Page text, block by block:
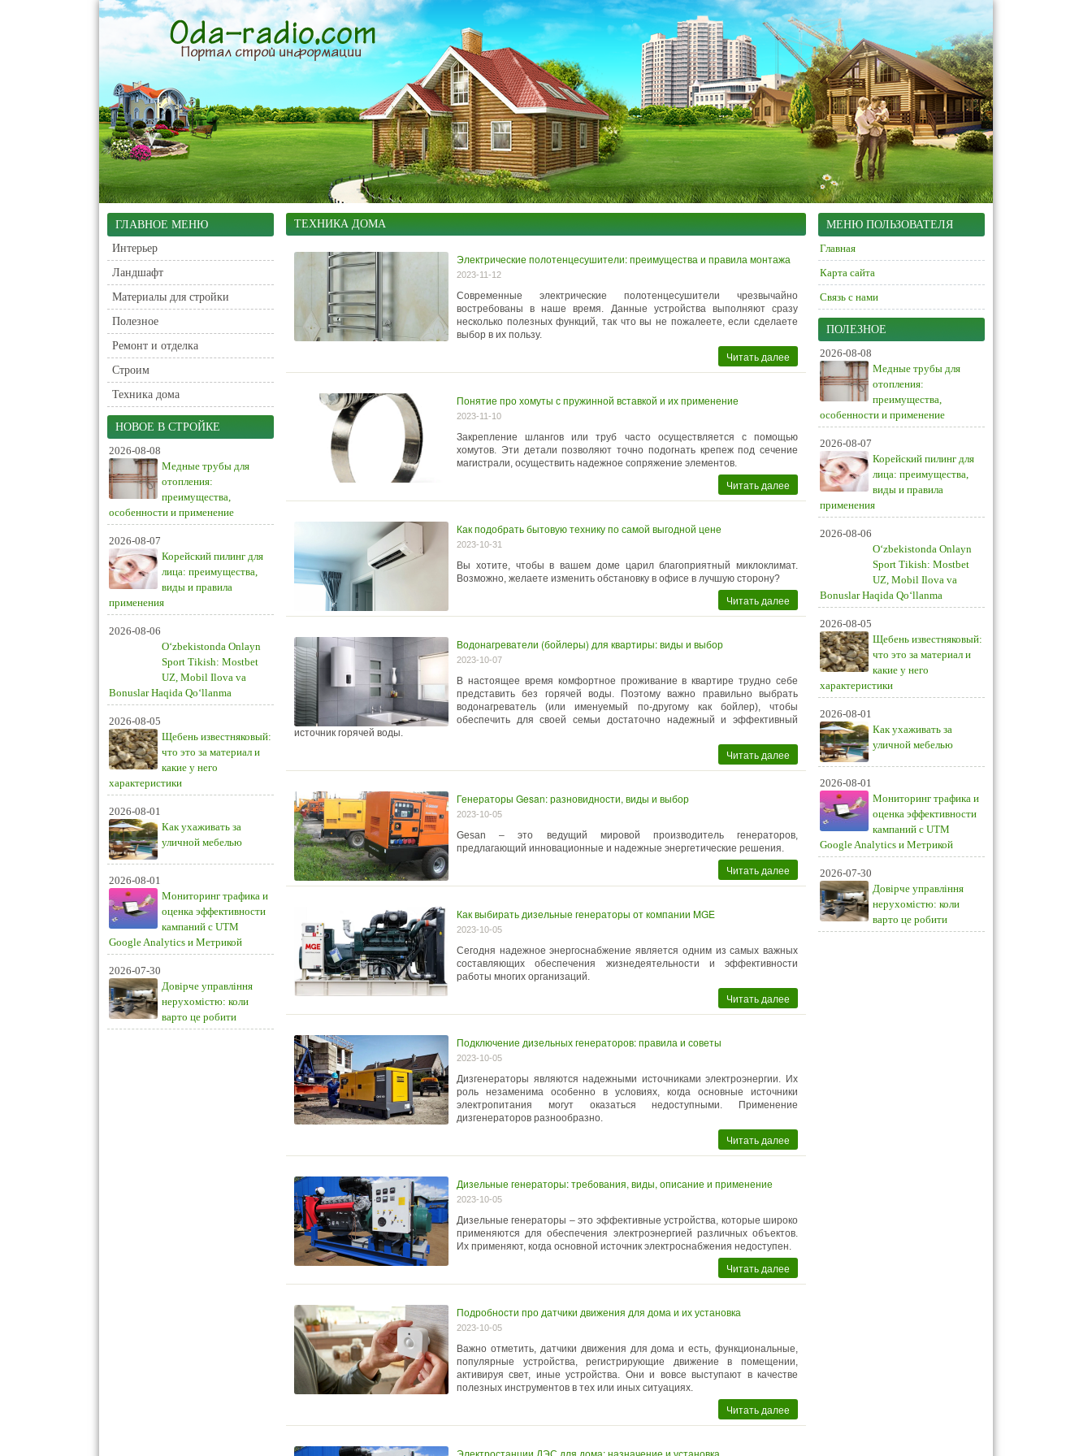
ГЛАВНОЕ МЕНЮ
Интерьер
Ландшафт
Материалы для стройки
Полезное
Ремонт и отделка
Строим
Техника дома
НОВОЕ В СТРОЙКЕ
2026-08-08
Медные трубы для
отопления:
преимущества,
особенности и применение
2026-08-07
Корейский пилинг для
лица: преимущества,
виды и правила
применения
2026-08-06
O‘zbekistonda Onlayn
Sport Tikish: Mostbet
UZ, Mobil Ilova va
Bonuslar Haqida Qo‘llanma
2026-08-05
Щебень известняковый:
что это за материал и
какие у него
характеристики
2026-08-01
Как ухаживать за
уличной мебелью
2026-08-01
Мониторинг трафика и
оценка эффективности
кампаний с UTM
Google Analytics и Метрикой
2026-07-30
Довірче управління
нерухомістю: коли
варто це робити
ТЕХНИКА ДОМА
Электрические полотенцесушители: преимущества и правила монтажа
2023-11-12
Современные электрические полотенцесушители чрезвычайно
востребованы в наше время. Данные устройства выполняют сразу
несколько полезных функций, так что вы не пожалеете, если сделаете
выбор в их пользу.
Читать далее
Понятие про хомуты с пружинной вставкой и их применение
2023-11-10
Закрепление шлангов или труб часто осуществляется с помощью
хомутов. Эти детали позволяют точно подогнать крепеж под сечение
магистрали, осуществить надежное сопряжение элементов.
Читать далее
Как подобрать бытовую технику по самой выгодной цене
2023-10-31
Вы хотите, чтобы в вашем доме царил благоприятный миклоклимат.
Возможно, желаете изменить обстановку в офисе в лучшую сторону?
Читать далее
Водонагреватели (бойлеры) для квартиры: виды и выбор
2023-10-07
В настоящее время комфортное проживание в квартире трудно себе
представить без горячей воды. Поэтому важно правильно выбрать
водонагреватель (или именуемый по-другому как бойлер), чтобы
обеспечить для своей семьи достаточно надежный и эффективный
источник горячей воды.
Читать далее
Генераторы Gesan: разновидности, виды и выбор
2023-10-05
Gesan – это ведущий мировой производитель генераторов,
предлагающий инновационные и надежные энергетические решения.
Читать далее
Как выбирать дизельные генераторы от компании MGE
2023-10-05
Сегодня надежное энергоснабжение является одним из самых важных
составляющих обеспечения жизнедеятельности и эффективности
работы многих организаций.
Читать далее
Подключение дизельных генераторов: правила и советы
2023-10-05
Дизгенераторы являются надежными источниками электроэнергии. Их
роль незаменима особенно в условиях, когда основные источники
электропитания могут оказаться недоступными. Применение
дизгенераторов разнообразно.
Читать далее
Дизельные генераторы: требования, виды, описание и применение
2023-10-05
Дизельные генераторы – это эффективные устройства, которые широко
применяются для обеспечения электроэнергией различных объектов.
Их применяют, когда основной источник электроснабжения недоступен.
Читать далее
Подробности про датчики движения для дома и их установка
2023-10-05
Важно отметить, датчики движения для дома и есть, функциональные,
популярные устройства, регистрирующие движение в помещении,
активируя свет, иные устройства. Они и вовсе выступают в качестве
полезных инструментов в тех или иных ситуациях.
Читать далее
Электростанции ДЭС для дома: назначение и установка
МЕНЮ ПОЛЬЗОВАТЕЛЯ
Главная
Карта сайта
Связь с нами
ПОЛЕЗНОЕ
2026-08-08
Медные трубы для
отопления:
преимущества,
особенности и применение
2026-08-07
Корейский пилинг для
лица: преимущества,
виды и правила
применения
2026-08-06
O‘zbekistonda Onlayn
Sport Tikish: Mostbet
UZ, Mobil Ilova va
Bonuslar Haqida Qo‘llanma
2026-08-05
Щебень известняковый:
что это за материал и
какие у него
характеристики
2026-08-01
Как ухаживать за
уличной мебелью
2026-08-01
Мониторинг трафика и
оценка эффективности
кампаний с UTM
Google Analytics и Метрикой
2026-07-30
Довірче управління
нерухомістю: коли
варто це робити